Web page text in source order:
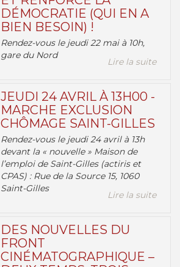
DÉMOCRATIE (QUI EN A
BIEN BESOIN) !
Rendez-vous le jeudi 22 mai à 10h,
gare du Nord
Lire la suite
JEUDI 24 AVRIL À 13H00 -
MARCHE EXCLUSION
CHÔMAGE SAINT-GILLES
Rendez-vous le jeudi 24 avril à 13h
devant la « nouvelle » Maison de
l’emploi de Saint-Gilles (actiris et
CPAS) : Rue de la Source 15, 1060
Saint-Gilles
Lire la suite
DES NOUVELLES DU
FRONT
CINÉMATOGRAPHIQUE –